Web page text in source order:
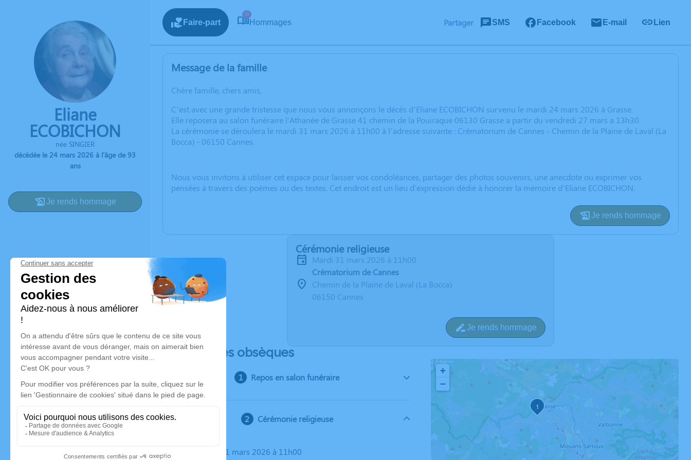
Eliane
ECOBICHON
née SINGIER
décédée le 24 mars 2026 à l'âge de 93
ans
Je rends hommage
Faire-part
11
Hommages Partager SMS Facebook E-mail Lien
Message de la famille
Chère famille, chers amis,
C’est avec une grande tristesse que nous vous annonçons le décès d’Eliane ECOBICHON survenu le mardi 24 mars 2026 à Grasse.
Elle reposera au salon funéraire l'Athanée de Grasse 41 chemin de la Pouiraque 06130 Grasse a partir du vendredi 27 mars a 13h30.
La cérémonie se déroulera le mardi 31 mars 2026 à 11h00 à l’adresse suivante : Crématorium de Cannes - Chemin de la Plaine de Laval (La
Bocca) - 06150 Cannes.
Nous vous invitons à utiliser cet espace pour laisser vos condoléances, partager des photos souvenirs, une anecdote ou exprimer vos
pensées à travers des poèmes ou des textes. Cet endroit est un lieu d'expression dédié à honorer la mémoire d’Eliane ECOBICHON.
Je rends hommage
Cérémonie religieuse
mardi 31 mars 2026 à 11h00
Crématorium de Cannes
Chemin de la Plaine de Laval (La Bocca)
06150 Cannes
Je rends hommage
Déroulé des obsèques
Repos en salon funéraire
Cérémonie religieuse
Le mardi 31 mars 2026 à 11h00
1
+
−